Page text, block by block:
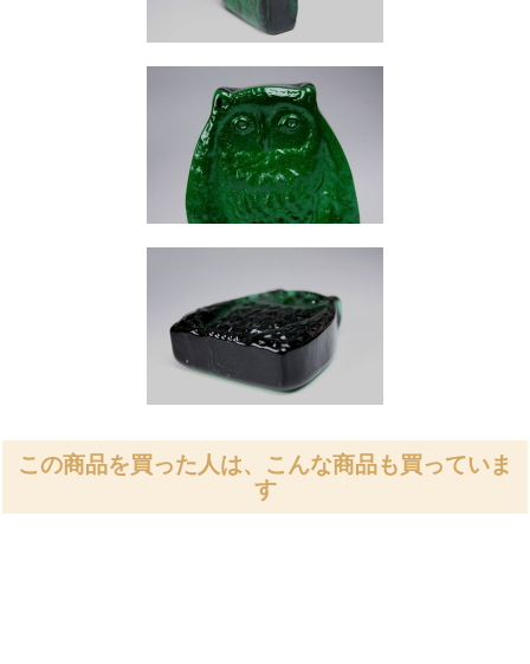
この商品を買った人は、こんな商品も買っていま
す